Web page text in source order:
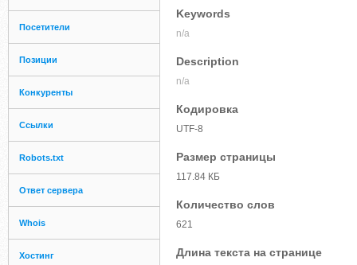
Посетители
Позиции
Конкуренты
Ссылки
Robots.txt
Ответ сервера
Whois
Хостинг
Keywords
n/a
Description
n/a
Кодировка
UTF-8
Размер страницы
117.84 КБ
Количество слов
621
Длина текста на странице